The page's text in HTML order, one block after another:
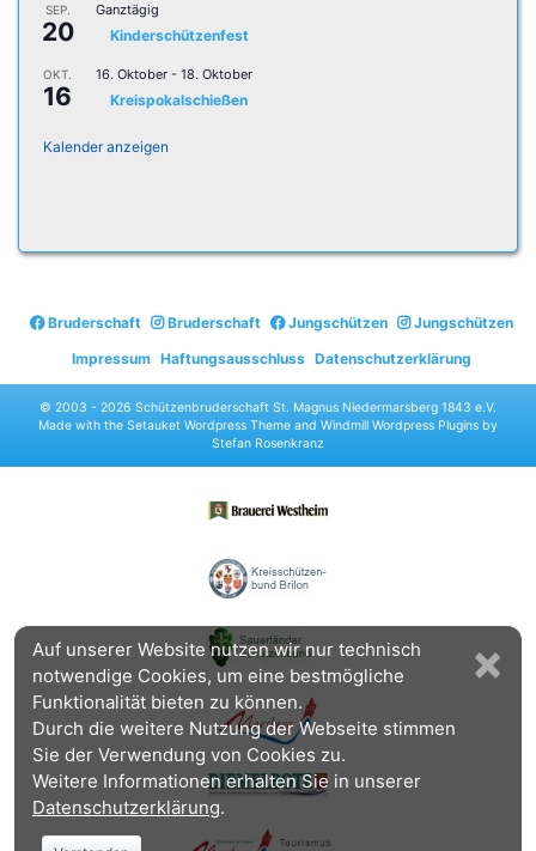
SEP.
20
Ganztägig
Kinderschützenfest
OKT.
16
16. Oktober - 18. Oktober
Kreispokalschießen
Kalender anzeigen
Bruderschaft Bruderschaft Jungschützen
Jungschützen
Impressum Haftungsausschluss Datenschutzerklärung
© 2003 - 2026 Schützenbruderschaft St. Magnus Niedermarsberg 1843 e.V.
Made with the Setauket Wordpress Theme and Windmill Wordpress Plugins by
Stefan Rosenkranz
Auf unserer Website nutzen wir nur technisch
notwendige Cookies, um eine bestmögliche
Funktionalität bieten zu können.
Durch die weitere Nutzung der Webseite stimmen
Sie der Verwendung von Cookies zu.
Weitere Informationen erhalten Sie in unserer
Datenschutzerklärung.
×